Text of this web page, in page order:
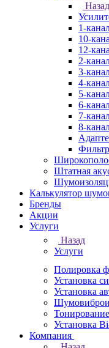
Назад
1-
10-
12-
2-
3-
4-
5-
6-
7-
8-
Штатная
Калькулятор
Бренды
Акции
Услуги
Назад
Услуги
Полировка
Установка
Установка
Установка
Компания